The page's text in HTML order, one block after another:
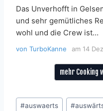
Das Unverhofft in
und sehr gemütliches
wohl und die Crew ist…
von TurboKanne am 14
mehr Cooking
Schlagworte:
#auswaerts #